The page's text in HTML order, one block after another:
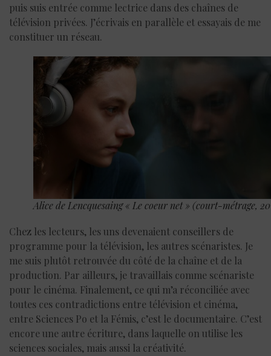
puis suis entrée comme lectrice dans des chaînes de
télévision privées. J’écrivais en parallèle et essayais de me
constituer un réseau.
Alice de Lencquesaing « Le coeur net » (court-métrage,
Chez les lecteurs, les uns devenaient conseillers de
programme pour la télévision, les autres scénaristes. Je
me suis plutôt retrouvée du côté de la chaîne et de la
production. Par ailleurs, je travaillais comme scénariste
pour le cinéma. Finalement, ce qui m’a réconciliée avec
toutes ces contradictions entre télévision et cinéma,
entre Sciences Po et la Fémis, c’est le documentaire. C’est
encore une autre écriture, dans laquelle on utilise les
sciences sociales, mais aussi la créativité.